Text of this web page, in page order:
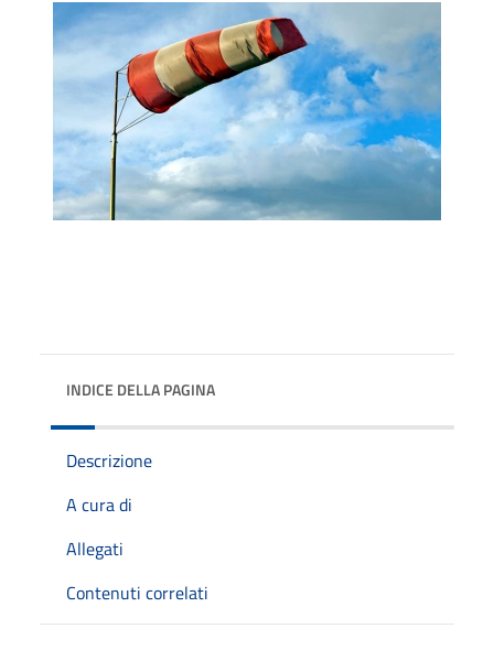
INDICE DELLA PAGINA
Descrizione
A cura di
Allegati
Contenuti correlati